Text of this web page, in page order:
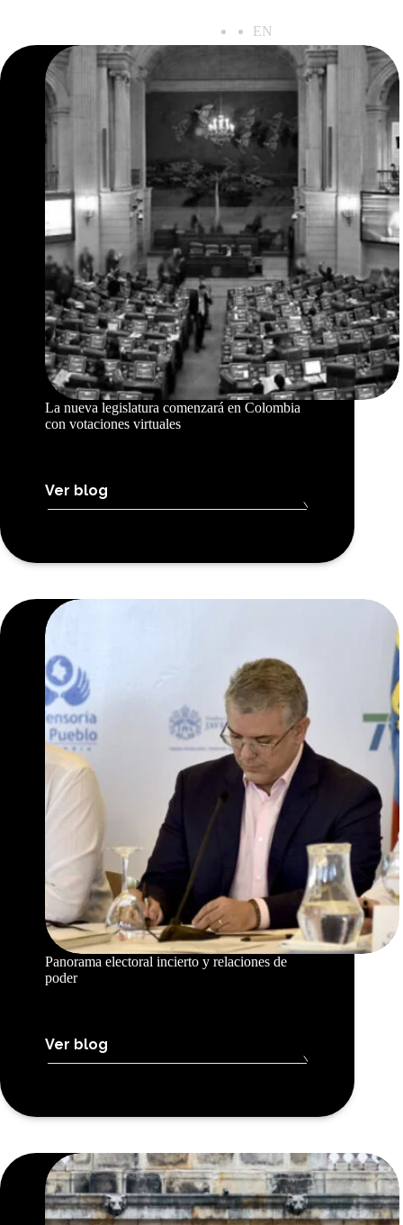
ES EN
La nueva legislatura comenzará en Colombia
con votaciones virtuales
Ver blog
Panorama electoral incierto y relaciones de
poder
Ver blog